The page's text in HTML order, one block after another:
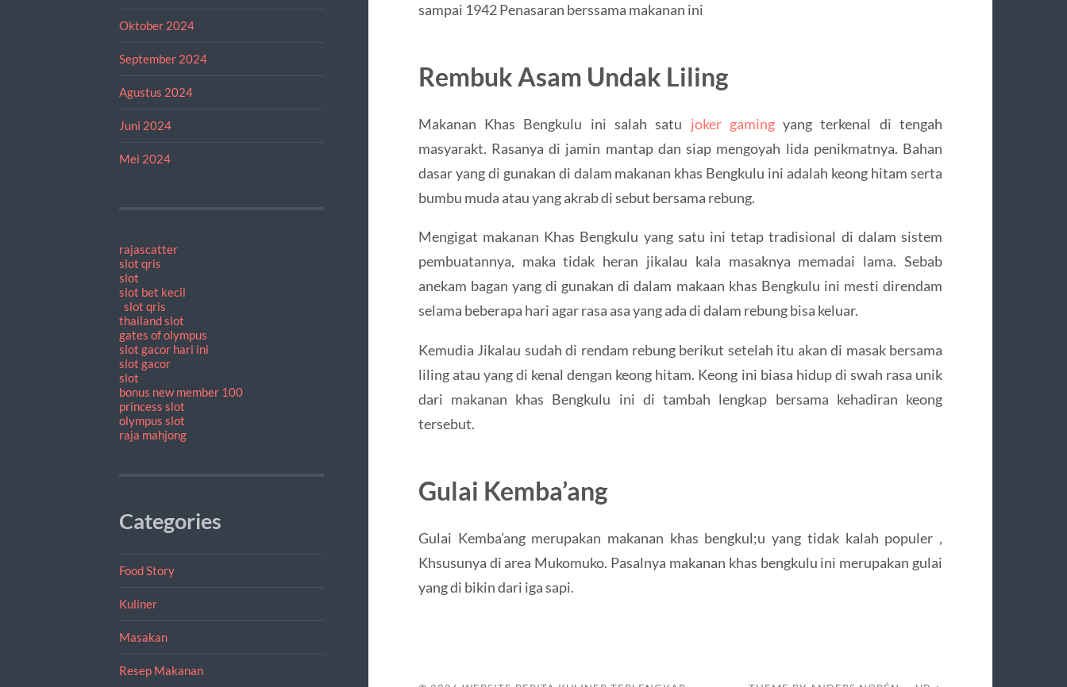
Oktober 2024
September 2024
Agustus 2024
Juni 2024
Mei 2024
rajascatter
slot qris
slot
slot bet kecil
slot qris
thailand slot
gates of olympus
slot gacor hari ini
slot gacor
slot
bonus new member 100
princess slot
olympus slot
raja mahjong
Categories
Food Story
Kuliner
Masakan
Resep Makanan
sampai 1942 Penasaran berssama makanan ini
Rembuk Asam Undak Liling
Makanan Khas Bengkulu ini salah satu joker gamingyang terkenal di tengah
masyarakt. Rasanya di jamin mantap dan siap mengoyah lida penikmatnya. Bahan
dasar yang di gunakan di dalam makanan khas Bengkulu ini adalah keong hitam serta
bumbu muda atau yang akrab di sebut bersama rebung.
Mengigat makanan Khas Bengkulu yang satu ini tetap tradisional di dalam sistem
pembuatannya, maka tidak heran jikalau kala masaknya memadai lama. Sebab
anekam bagan yang di gunakan di dalam makaan khas Bengkulu ini mesti direndam
selama beberapa hari agar rasa asa yang ada di dalam rebung bisa keluar.
Kemudia Jikalau sudah di rendam rebung berikut setelah itu akan di masak bersama
liling atau yang di kenal dengan keong hitam. Keong ini biasa hidup di swah rasa unik
dari makanan khas Bengkulu ini di tambah lengkap bersama kehadiran keong
tersebut.
Gulai Kemba’ang
Gulai Kemba’ang merupakan makanan khas bengkul;u yang tidak kalah populer ,
Khsusunya di area Mukomuko. Pasalnya makanan khas bengkulu ini merupakan gulai
yang di bikin dari iga sapi.